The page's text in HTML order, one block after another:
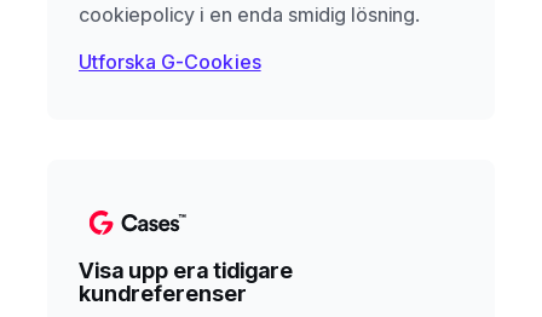
cookiepolicy i en enda smidig lösning.
Utforska G-Cookies
Visa upp era tidigare
kundreferenser